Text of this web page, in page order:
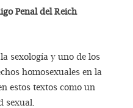
Penal del Reich
sexología y uno de los
homosexuales en la
estos textos como un
sexual.